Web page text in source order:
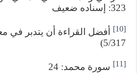
323: إسناده ضعيف
[10]
أفضل القراءة أن يتدبر في
5/317)
[11] سورة محمد: 24